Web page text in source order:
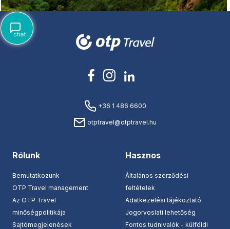
+36 1 486 6600
otptravel@otptravel.hu
Rólunk
Bemutatkozunk
OTP Travel management
Az OTP Travel
minőségpolitikája
Sajtómegjelenések
Hasznos
Általános szerződési
feltételek
Adatkezelési tájékoztató
Jogorvoslati lehetőség
Fontos tudnivalók - külföldi